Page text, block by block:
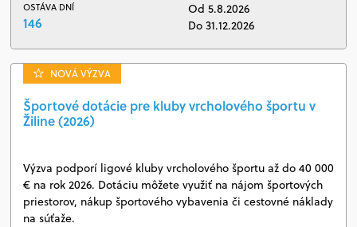
OSTÁVA DNÍ
146
Od 5.8.2026
Do 31.12.2026
NOVÁ VÝZVA
Športové dotácie pre kluby vrcholového športu v
Žiline (2026)
Výzva podporí ligové kluby vrcholového športu až do 40 000
€ na rok 2026. Dotáciu môžete využiť na nájom športových
priestorov, nákup športového vybavenia či cestovné náklady
na súťaže.